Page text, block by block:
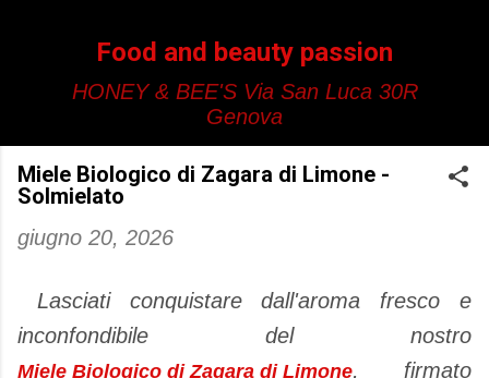
Food and beauty passion
HONEY & BEE'S Via San Luca 30R
Genova
Miele Biologico di Zagara di Limone -
Solmielato
giugno 20, 2026
Lasciati conquistare dall'aroma fresco e
inconfondibile del nostro
Miele Biologico di Zagara di Limone, firmato